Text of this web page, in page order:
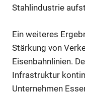
Stahlindustrie
Ein weiteres
Stärkung von
Eisenbahnlinien.
Infrastruktur
Unternehmen